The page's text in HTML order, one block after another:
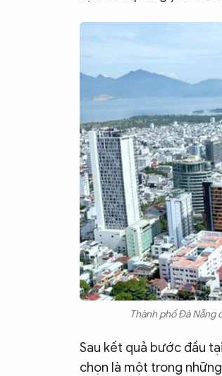
Thành phố Đà Nẵng
Sau kết quả bước đầu
chọn là một trong